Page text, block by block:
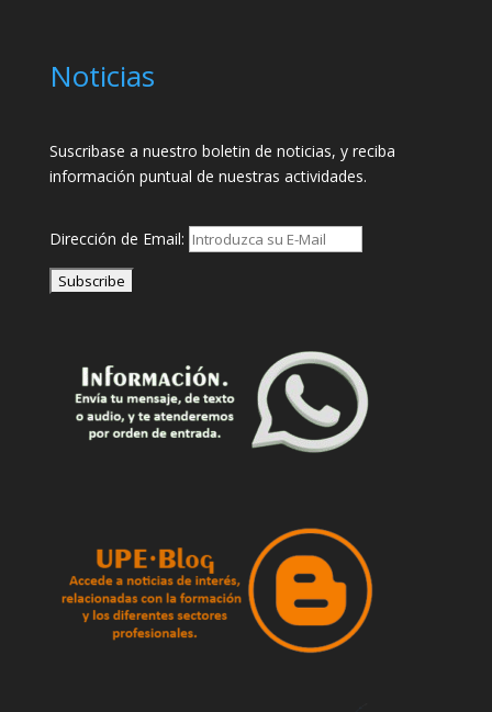
Noticias
Suscribase a nuestro boletin de noticias, y reciba
información puntual de nuestras actividades.
Dirección de Email: